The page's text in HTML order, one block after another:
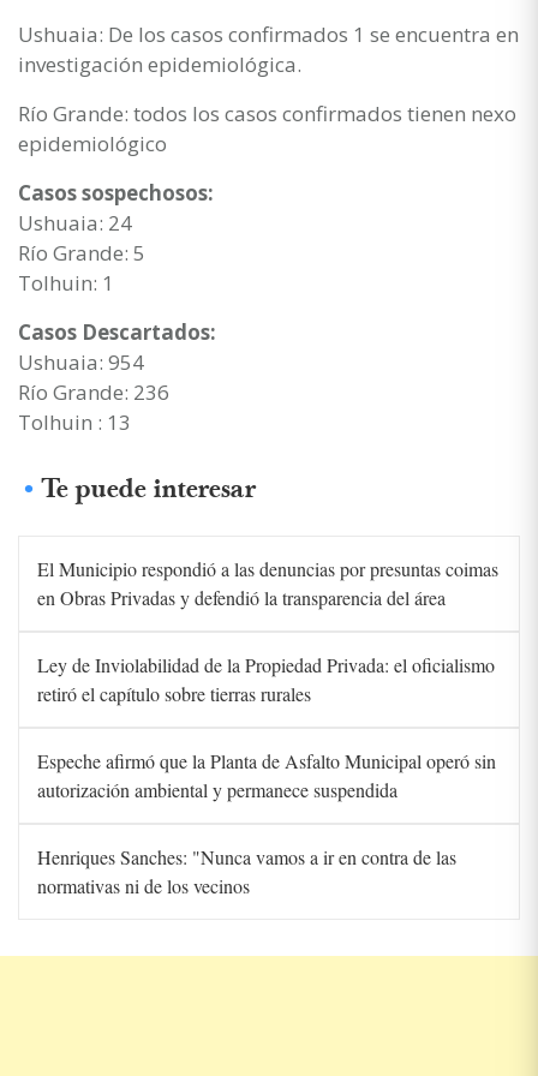
Ushuaia: De los casos confirmados 1 se encuentra en
investigación epidemiológica.
Río Grande: todos los casos confirmados tienen nexo
epidemiológico
Casos sospechosos:
Ushuaia: 24
Río Grande: 5
Tolhuin: 1
Casos Descartados:
Ushuaia: 954
Río Grande: 236
Tolhuin : 13
Te puede interesar
El Municipio respondió a las denuncias por presuntas coimas
en Obras Privadas y defendió la transparencia del área
Ley de Inviolabilidad de la Propiedad Privada: el oficialismo
retiró el capítulo sobre tierras rurales
Espeche afirmó que la Planta de Asfalto Municipal operó sin
autorización ambiental y permanece suspendida
Henriques Sanches: "Nunca vamos a ir en contra de las
normativas ni de los vecinos